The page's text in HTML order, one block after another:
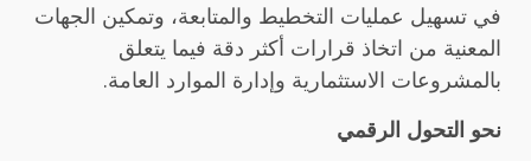
في تسهيل عمليات التخطيط والمتابعة، وتمكين الجهات
المعنية من اتخاذ قرارات أكثر دقة فيما يتعلق
بالمشروعات الاستثمارية وإدارة الموارد العامة.
نحو التحول الرقمي